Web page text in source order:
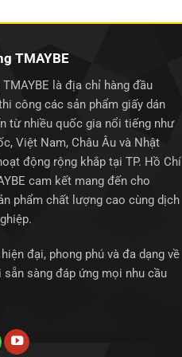
TMAYBE
là địa chỉ hàng đầu
công các sản phẩm giấy dán
từ nhiều quốc gia nổi tiếng như
Việt Nam, Châu Âu và Nhật
động rộng khắp tại TP. Hồ Chí
cam kết mang đến cho
phẩm chất lượng cao cùng dịch
đại, phong phú và đa dạng về
sàng đáp ứng mọi nhu cầu